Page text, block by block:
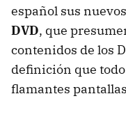
español sus
DVD, que
contenidos de los
definición que
flamantes